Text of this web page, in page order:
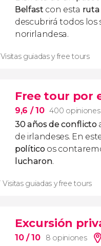
Belfast con esta ruta
descubrirá todos los
norirlandesa.
Visitas guiadas y free tours
Free tour por
9,6 / 10 400 opiniones
30 años de conflicto
de irlandeses. En
políticoos
lucharon.
Visitas guiadas y free tours
Excursión
10/ 10 8 opiniones